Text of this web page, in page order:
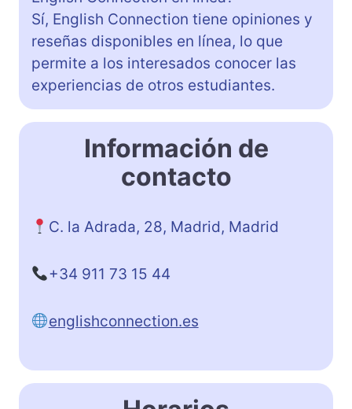
Sí, English Connection tiene opiniones y
reseñas disponibles en línea, lo que
permite a los interesados conocer las
experiencias de otros estudiantes.
Información de
contacto
C. la Adrada, 28, Madrid, Madrid
+34 911 73 15 44
englishconnection.es